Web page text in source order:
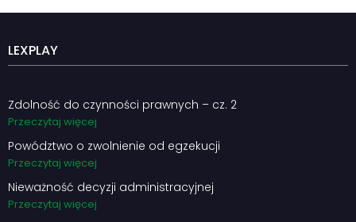
LEXPLAY
Zdolność do czynności prawnych – cz. 2
Przeczytaj więcej
Powództwo o zwolnienie od egzekucji
Przeczytaj więcej
Nieważność decyzji administracyjnej
Przeczytaj więcej